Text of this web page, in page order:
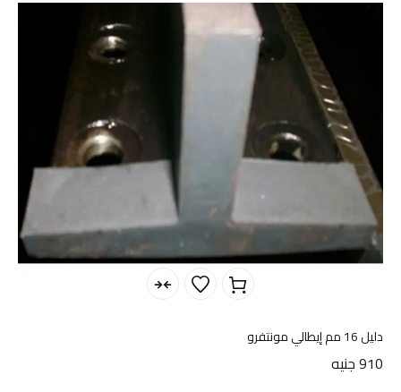
دليل 16 مم إيطالي مونتفرو
910جنيه